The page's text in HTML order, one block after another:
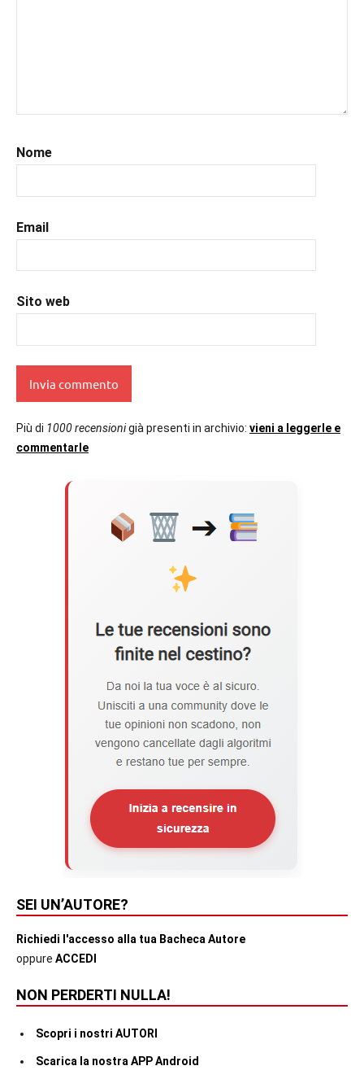
#romance
#romantic,
Nome
Email
Sito web
Più di 1000 recensionigià presenti in archivio: vieni a leggerle e
commentarle
SEI UN’AUTORE?
Richiedi l'accesso alla tua Bacheca Autore
oppure ACCEDI
NON PERDERTI NULLA!
Scopri i nostri AUTORI
Scarica la nostra APP Android